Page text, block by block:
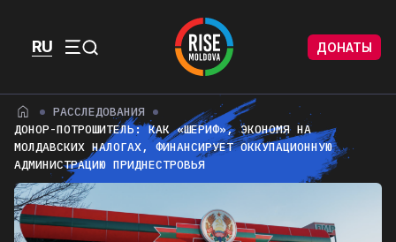
RU
ДОНАТЫ
РАССЛЕДОВАНИЯ
ДОНОР-ПОТРОШИТЕЛЬ: КАК «ШЕРИФ», ЭКОНОМЯ НА
МОЛДАВСКИХ НАЛОГАХ, ФИНАНСИРУЕТ ОККУПАЦИОННУЮ
АДМИНИСТРАЦИЮ ПРИДНЕСТРОВЬЯ